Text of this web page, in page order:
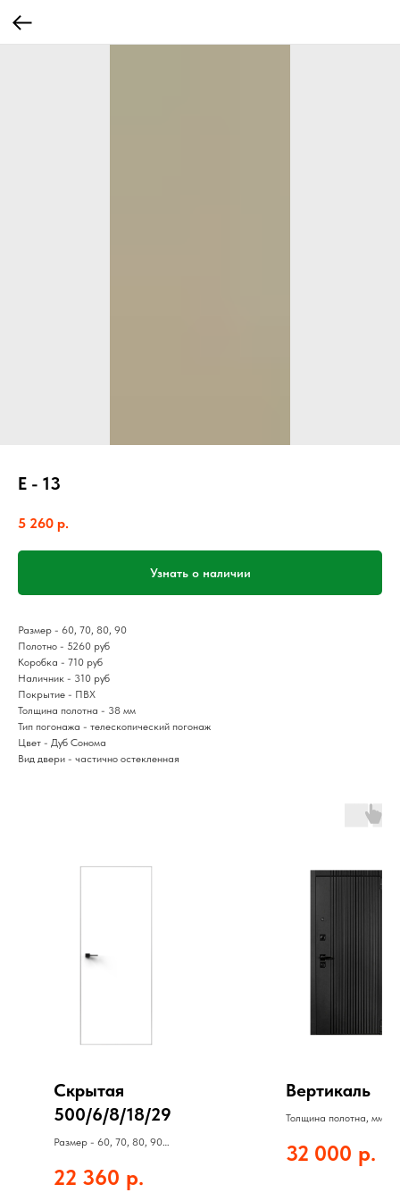
Е - 13
5 260 р.
Узнать о наличии
Размер - 60, 70, 80, 90
Полотно - 5260 руб
Коробка - 710 руб
Наличник - 310 руб
Покрытие - ПВХ
Толщина полотна - 38 мм
Тип погонажа - телескопический погонаж
Цвет - Дуб Сонома
Вид двери - частично остекленная
Скрытая
500/6/8/18/29
Размер - 60, 70, 80, 90
Цена за комплект - 33680
22 360 р.
Вертикаль
Толщина полотна, мм: 95
Цвет: Белый матовый
32 000 р.